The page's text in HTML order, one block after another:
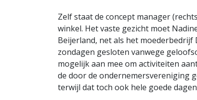
Zelf staat de concept manager
winkel. Het vaste gezicht moet
Beijerland, net als het moederbedrijf
zondagen gesloten vanwege
mogelijk aan mee om activiteiten
de door de ondernemersvereniging
terwijl dat toch ook hele goede dagen